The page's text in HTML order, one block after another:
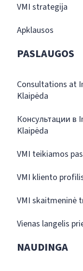
VMI strategija
Apklausos
PASLAUGOS
Consultations at
Klaipėda
Консультации в
Klaipėda
VMI teikiamos
VMI kliento
VMI skaitmeninė
Vienas langelis
NAUDINGA